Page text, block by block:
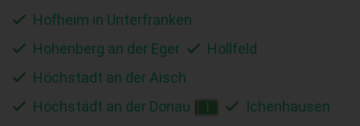
Hofheim in Unterfranken
Hohenberg an der Eger
Hollfeld
Höchstadt an der Aisch
Höchstädt an der Donau
Ichenhausen